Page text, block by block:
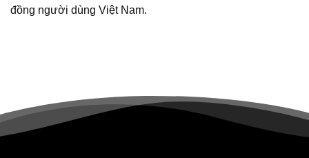
đồng người dùng Việt Nam.